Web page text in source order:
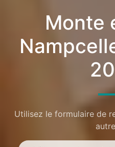
Monte
Utilisez le formulaire de